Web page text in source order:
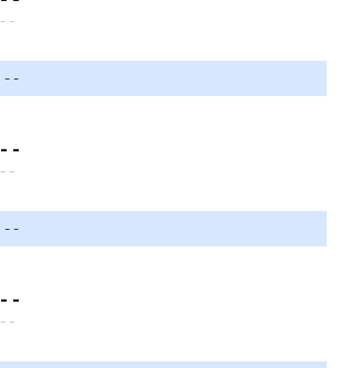
- -
- -
- -
- -
- -
- -
- -